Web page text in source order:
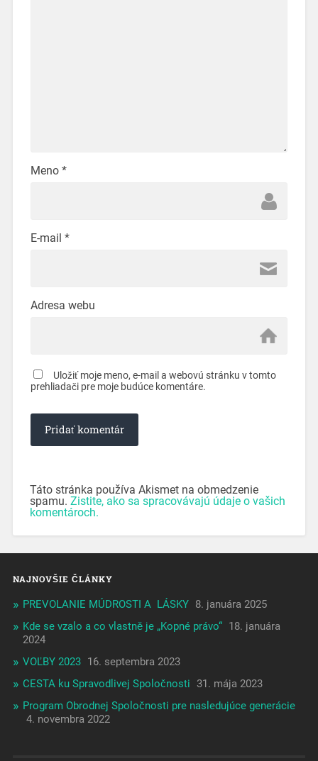
Meno *
E-mail *
Adresa webu
Uložiť moje meno, e-mail a webovú stránku v tomto
prehliadači pre moje budúce komentáre.
Táto stránka používa Akismet na obmedzenie
spamu. Zistite, ako sa spracovávajú údaje o vašich
komentároch.
NAJNOVŠIE ČLÁNKY
PREVOLANIE MÚDROSTI A LÁSKY 8. januára 2025
Kde se vzalo a co vlastně je „Kopné právo“ 18. januára
2024
VOĽBY 2023 16. septembra 2023
CESTA ku Spravodlivej Spoločnosti 31. mája 2023
Program Obrodnej Spoločnosti pre nasledujúce generácie
4. novembra 2022